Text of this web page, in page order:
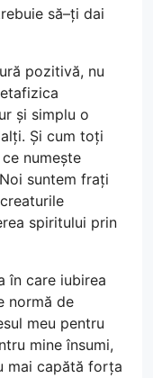
să–ți dai
pozitivă, nu
și simplu o
Și cum toți
numește
suntem frați
spiritului prin
în care iubirea
normă de
meu pentru
mine însumi,
mai capătă forța